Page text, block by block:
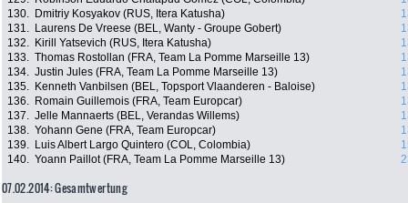
130.
Dmitriy Kosyakov (RUS, Itera Katusha)
131.
Laurens De Vreese (BEL, Wanty - Groupe Gobert)
132.
Kirill Yatsevich (RUS, Itera Katusha)
133. Thomas Rostollan (FRA, Team La Pomme Marseille 13)
134. Justin Jules (FRA, Team La Pomme Marseille 13)
135.
Kenneth Vanbilsen (BEL, Topsport Vlaanderen - Baloise)
136.
Romain Guillemois (FRA, Team Europcar)
137. Jelle Mannaerts (BEL, Verandas Willems)
138. Yohann Gene (FRA, Team Europcar)
139.
Luis Albert Largo Quintero (COL, Colombia)
140. Yoann Paillot (FRA, Team La Pomme Marseille 13)
07.02.2014: Gesamtwertung